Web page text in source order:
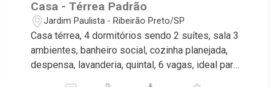
Casa - Térrea Padrão
Jardim Paulista - Ribeirão Preto/SP
Casa térrea, 4 dormitórios sendo 2 suítes, sala 3
ambientes, banheiro social, cozinha planejada,
despensa, lavanderia, quintal, 6 vagas, ideal para